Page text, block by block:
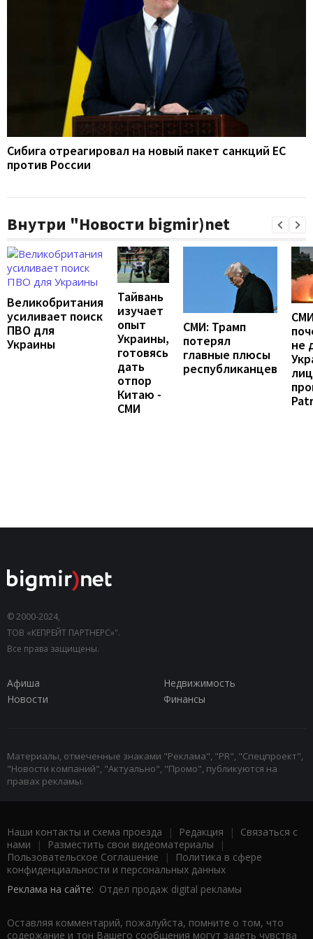
Сибига отреагировал на новый пакет санкций ЕС
против России
Внутри "Новости bigmir)net
Великобритания
усиливает поиск
ПВО для
Украины
Тайвань
изучает
опыт
Украины,
готовясь
дать
отпор
Китаю -
СМИ
СМИ: Трамп
потерял
главные плюсы
республиканцев
не
© 2000-2024,
ТОВ «КЕПРЕЙТ ПАРТНЕРС»".
Все права защищены.
Афиша
Недвижимость
Новости
Финансы
Материалы, отмеченные знаками "Реклама", "PR", "Спецпроект",
"Новости компаний", "Актуально", "Промо", публикуются на
правах рекламы.
Наши контакты и схема проезда | Редакция | Связаться с
нами | Разместить свои видеоматериалы |
Пользовательское Соглашение |
Политика в сфере
конфиденциальности и персональных данных
Реклама на сайте: Отдел продаж digital рекламы
Оставляя комментарий, пожалуйста, помните о том, что
содержание и тон Вашего сообщения могут задеть чувства